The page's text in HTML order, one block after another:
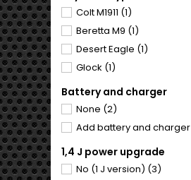
Colt M1911 (1)
Beretta M9 (1)
Desert Eagle (1)
Glock (1)
Battery and charger
None (2)
Add battery and charger
1,4 J power upgrade
No (1 J version) (3)